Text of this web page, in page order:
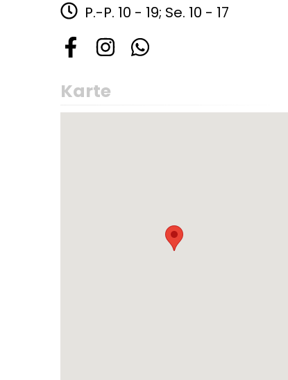
P.-P. 10 - 19; Se. 10 - 17
Karte